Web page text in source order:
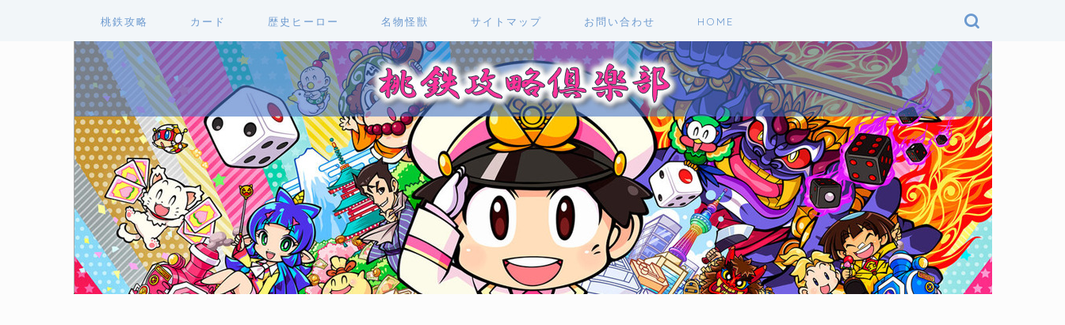
桃鉄攻略 カード 歴史ヒーロー 名物怪獣 サイトマップ お問い合わせ HOME